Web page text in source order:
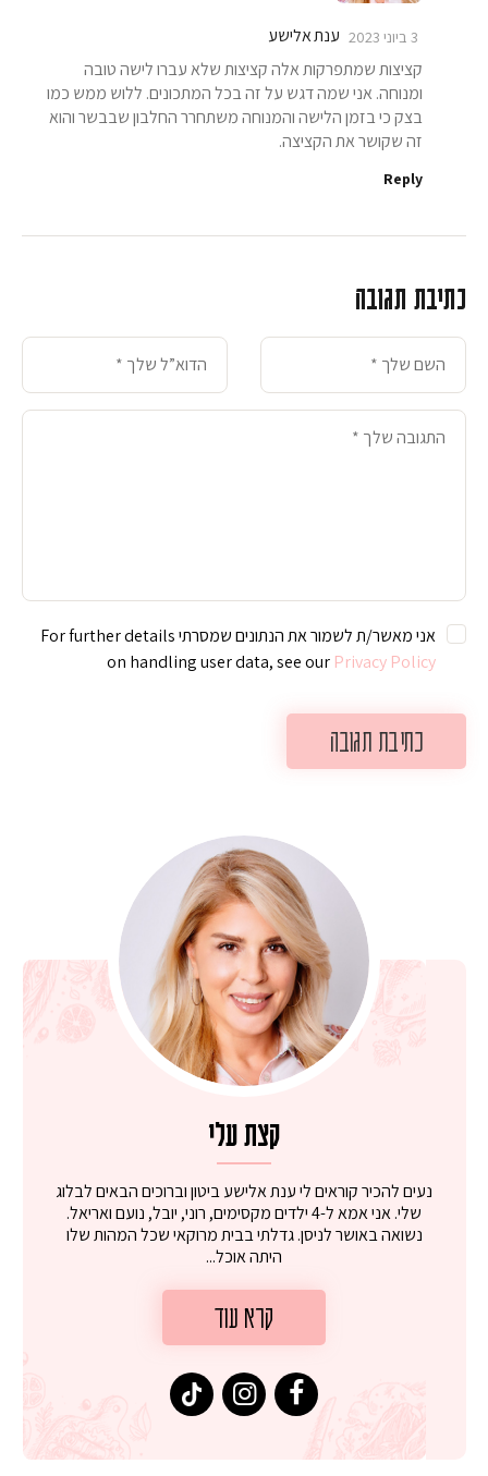
ענת אלישע 3 ביוני 2023
קציצות שמתפרקות אלה קציצות שלא עברו לישה טובה
ומנוחה. אני שמה דגש על זה בכל המתכונים. ללוש ממש כמו
בצק כי בזמן הלישה והמנוחה משתחרר החלבון שבבשר והוא
זה שקושר את הקציצה.
Reply
כתיבת תגובה
אני מאשר/ת לשמור את הנתונים שמסרתי For further details
on handling user data, see our Privacy Policy
קצת עלי
נעים להכיר קוראים לי ענת אלישע ביטון וברוכים הבאים לבלוג
שלי. אני אמא ל-4 ילדים מקסימים, רוני, יובל, נועם ואריאל.
נשואה באושר לניסן. גדלתי בבית מרוקאי שכל המהות שלו
היתה אוכל...
קרא עוד